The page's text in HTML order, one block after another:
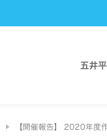
五井
【開催報告】 2020年度